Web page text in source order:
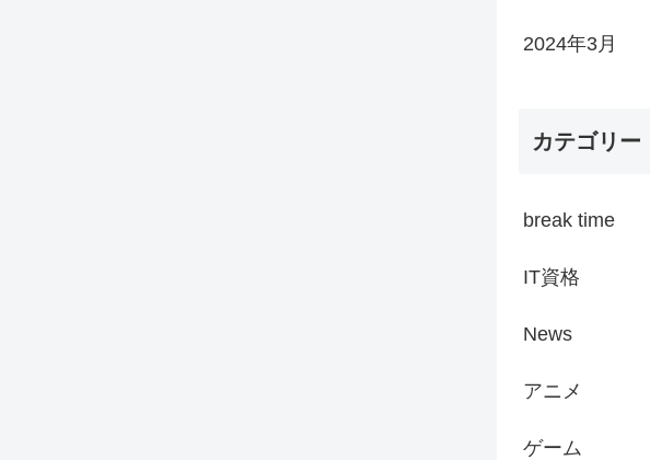
2024年3月
カテゴリー
break time
IT資格
News
アニメ
ゲーム